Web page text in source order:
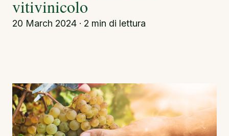
vitivinicolo
20 March 2024 · 2 min di lettura